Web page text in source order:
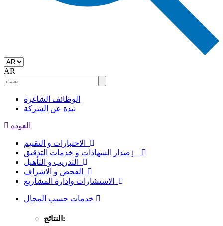
AR
الوظائف الشاغرة
نبذة عن الشركة
العوده
النتائج: